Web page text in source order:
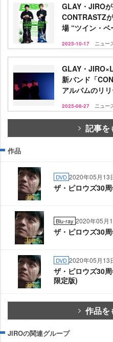
GLAY・JIRO
CONTRASTZ
場 “ツイン・ベ
2025-10-17 ニュー
GLAY・
新バンド「
アルバムのリ
2025-08-27 ニュー
記事を
作品
DVD 2020年05月13
ザ・ピロウズ30
Blu-ray 2020年05月
ザ・ピロウズ30
DVD 2020年05月13
ザ・ピロウズ30
限定版)
作品を
JIROの関連グループ